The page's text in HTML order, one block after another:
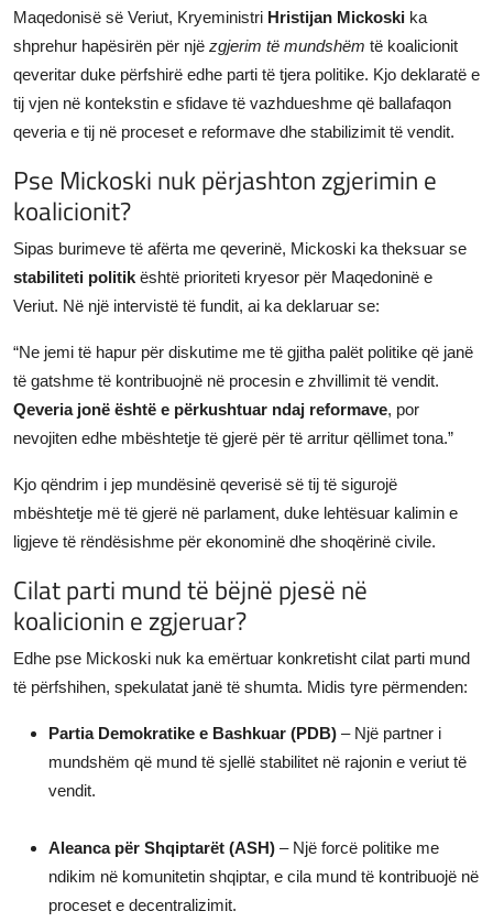
Maqedonisë së Veriut, Kryeministri Hristijan Mickoski ka
shprehur hapësirën për një zgjerim të mundshëm të koalicionit
qeveritar duke përfshirë edhe parti të tjera politike. Kjo deklaratë e
tij vjen në kontekstin e sfidave të vazhdueshme që ballafaqon
qeveria e tij në proceset e reformave dhe stabilizimit të vendit.
Pse Mickoski nuk përjashton zgjerimin e
koalicionit?
Sipas burimeve të afërta me qeverinë, Mickoski ka theksuar se
stabiliteti politik është prioriteti kryesor për Maqedoninë e
Veriut. Në një intervistë të fundit, ai ka deklaruar se:
“Ne jemi të hapur për diskutime me të gjitha palët politike që janë
të gatshme të kontribuojnë në procesin e zhvillimit të vendit.
Qeveria jonë është e përkushtuar ndaj reformave, por
nevojiten edhe mbështetje të gjerë për të arritur qëllimet tona.”
Kjo qëndrim i jep mundësinë qeverisë së tij të sigurojë
mbështetje më të gjerë në parlament, duke lehtësuar kalimin e
ligjeve të rëndësishme për ekonominë dhe shoqërinë civile.
Cilat parti mund të bëjnë pjesë në
koalicionin e zgjeruar?
Edhe pse Mickoski nuk ka emërtuar konkretisht cilat parti mund
të përfshihen, spekulatat janë të shumta. Midis tyre përmenden:
Partia Demokratike e Bashkuar (PDB) – Një partner i
mundshëm që mund të sjellë stabilitet në rajonin e veriut të
vendit.
Aleanca për Shqiptarët (ASH) – Një forcë politike me
ndikim në komunitetin shqiptar, e cila mund të kontribuojë në
proceset e decentralizimit.